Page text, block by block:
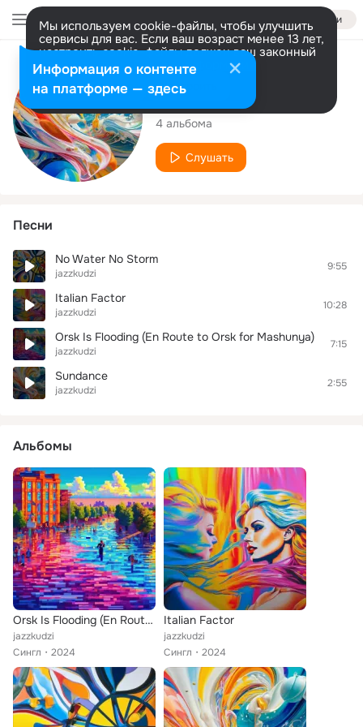
Войти
Мы используем cookie-файлы, чтобы улучшить
сервисы для вас. Если ваш возраст менее 13 лет,
настроить cookie-файлы должен ваш законный
представитель. Больше информации
Разрешить все Настроить
Исполнитель
jazzkudzi
4 альбома
Слушать
Песни
No Water No Storm
jazzkudzi
9:55
Italian Factor
jazzkudzi
10:28
Orsk Is Flooding (En Route to Orsk for Mashunya)
jazzkudzi
7:15
Sundance
jazzkudzi
2:55
Альбомы
Orsk Is Flooding (En Route to Orsk for Mashunya)
jazzkudzi
Сингл
2024
Italian Factor
jazzkudzi
Сингл
2024
Информация о контенте
на платформе — здесь